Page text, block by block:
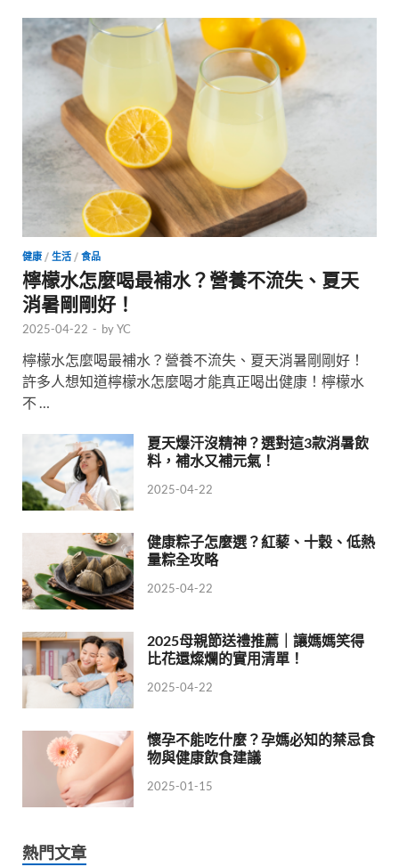
健康 / 生活 / 食品
檸檬水怎麼喝最補水？營養不流失、夏天
消暑剛剛好！
2025-04-22 - byYC
檸檬水怎麼喝最補水？營養不流失、夏天消暑剛剛好！
許多人想知道檸檬水怎麼喝才能真正喝出健康！檸檬水
不 …
夏天爆汗沒精神？選對這3款消暑飲
料，補水又補元氣！
2025-04-22
健康粽子怎麼選？紅藜、十穀、低熱
量粽全攻略
2025-04-22
2025母親節送禮推薦｜讓媽媽笑得
比花還燦爛的實用清單！
2025-04-22
懷孕不能吃什麼？孕媽必知的禁忌食
物與健康飲食建議
2025-01-15
熱門文章